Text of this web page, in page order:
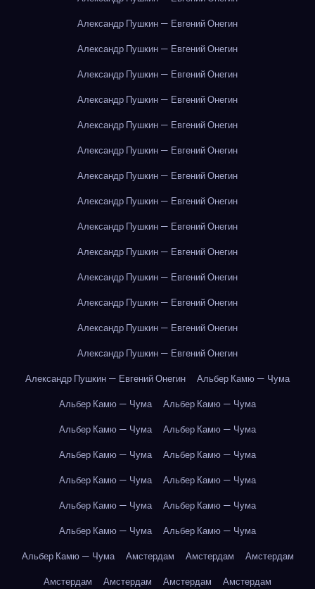
Александр Пушкин — Евгений Онегин
Александр Пушкин — Евгений Онегин
Александр Пушкин — Евгений Онегин
Александр Пушкин — Евгений Онегин
Александр Пушкин — Евгений Онегин
Александр Пушкин — Евгений Онегин
Александр Пушкин — Евгений Онегин
Александр Пушкин — Евгений Онегин
Александр Пушкин — Евгений Онегин
Александр Пушкин — Евгений Онегин
Александр Пушкин — Евгений Онегин
Александр Пушкин — Евгений Онегин
Александр Пушкин — Евгений Онегин
Александр Пушкин — Евгений Онегин
Александр Пушкин — Евгений Онегин
Альбер Камю — Чума
Альбер Камю — Чума
Альбер Камю — Чума
Альбер Камю — Чума
Альбер Камю — Чума
Альбер Камю — Чума
Альбер Камю — Чума
Альбер Камю — Чума
Альбер Камю — Чума
Альбер Камю — Чума
Альбер Камю — Чума
Альбер Камю — Чума
Альбер Камю — Чума
Альбер Камю — Чума
Амстердам Амстердам
Амстердам
Амстердам
Амстердам Амстердам
Амстердам